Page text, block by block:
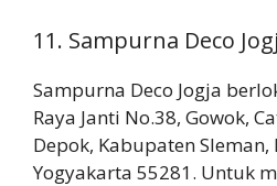
11. Sampurna Deco
Sampurna Deco Jogja
Raya Janti No.38, Gowok,
Depok, Kabupaten
Yogyakarta 55281. Untuk